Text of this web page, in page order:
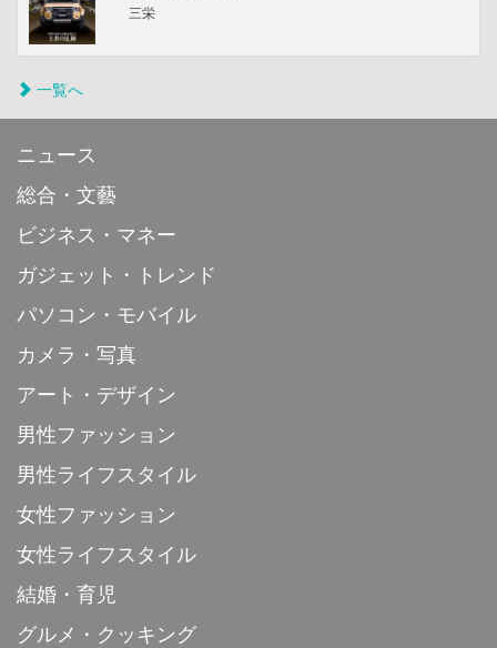
三栄
一覧へ
ニュース
総合・文藝
ビジネス・マネー
ガジェット・トレンド
パソコン・モバイル
カメラ・写真
アート・デザイン
男性ファッション
男性ライフスタイル
女性ファッション
女性ライフスタイル
結婚・育児
グルメ・クッキング